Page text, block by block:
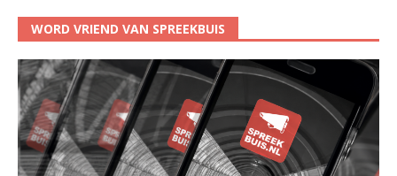
WORD VRIEND VAN SPREEKBUIS